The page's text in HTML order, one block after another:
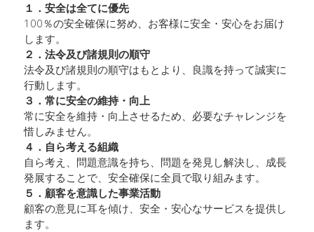
１．安全は全てに優先
100％の安全確保に努め、お客様に安全・安心をお届け
します。
２．法令及び諸規則の順守
法令及び諸規則の順守はもとより、良識を持って誠実に
行動します。
３．常に安全の維持・向上
常に安全を維持・向上させるため、必要なチャレンジを
惜しみません。
４．自ら考える組織
自ら考え、問題意識を持ち、問題を発見し解決し、成長
発展することで、安全確保に全員で取り組みます。
５．顧客を意識した事業活動
顧客の意見に耳を傾け、安全・安心なサービスを提供し
ます。